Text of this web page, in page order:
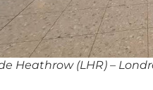
Heathrow (LHR) –